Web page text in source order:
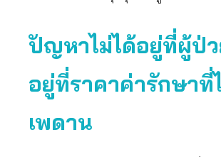
ปัญหาไม่ได้อยู่ที่ผู้ป่
อยู่ที่ราคาค่ารักษาที่
เพดาน